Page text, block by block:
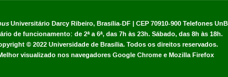
Universitário Darcy Ribeiro, Brasília-DF | CEP 70910-900 Telefones UnB
de funcionamento: de 2ª a 6ª, das 7h às 23h. Sábado, das 8h às 18h.
© 2022 Universidade de Brasília. Todos os direitos reservados.
visualizado nos navegadores Google Chrome e Mozilla Firefox